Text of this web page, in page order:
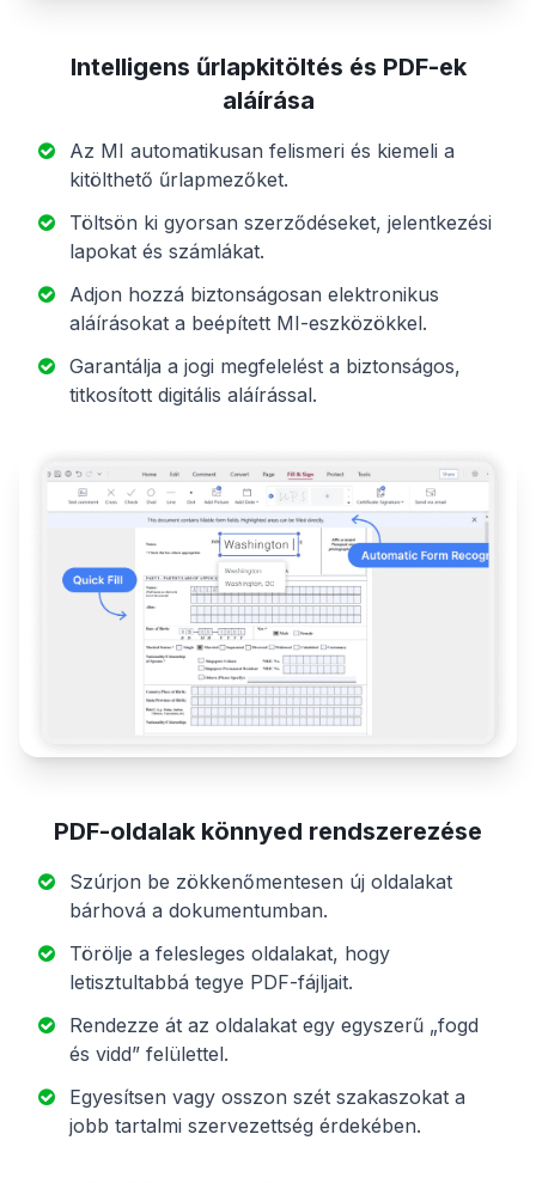
Intelligens űrlapkitöltés és PDF-ek
aláírása
Az MI automatikusan felismeri és kiemeli a
kitölthető űrlapmezőket.
Töltsön ki gyorsan szerződéseket, jelentkezési
lapokat és számlákat.
Adjon hozzá biztonságosan elektronikus
aláírásokat a beépített MI-eszközökkel.
Garantálja a jogi megfelelést a biztonságos,
titkosított digitális aláírással.
PDF-oldalak könnyed rendszerezése
Szúrjon be zökkenőmentesen új oldalakat
bárhová a dokumentumban.
Törölje a felesleges oldalakat, hogy
letisztultabbá tegye PDF-fájljait.
Rendezze át az oldalakat egy egyszerű „fogd
és vidd” felülettel.
Egyesítsen vagy osszon szét szakaszokat a
jobb tartalmi szervezettség érdekében.